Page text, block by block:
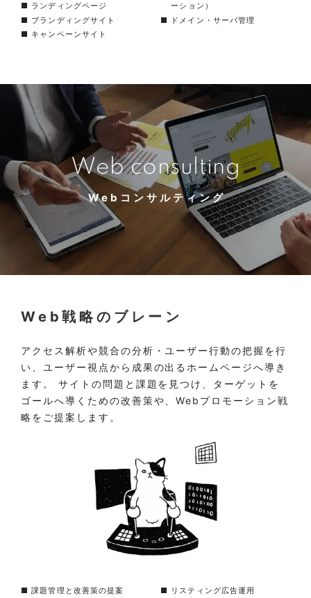
■ ランディングページ
■ ブランディングサイト
■ キャンペーンサイト
ーション）
■ ドメイン・サーバ管理
Web consulting
Webコンサルティング
Web戦略のブレーン
アクセス解析や競合の分析・ユーザー行動の把握を行
い、ユーザー視点から成果の出るホームページへ導き
ます。 サイトの問題と課題を見つけ、ターゲットを
ゴールへ導くための改善策や、Webプロモーション戦
略をご提案します。
■ 課題管理と改善策の提案
■ リスティング広告運用